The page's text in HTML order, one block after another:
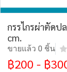
กรรไกรผ่าตัดป
cm.
ขายแล้ว 0 ชิ้น
฿200 - ฿